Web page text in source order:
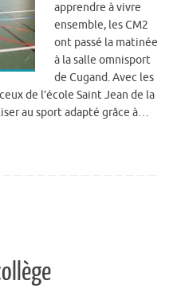
apprendre à vivre
ensemble, les CM2
ont passé la matinée
à la salle omnisport
de Cugand. Avec les
de l’école Saint Jean de la
au sport adapté grâce à…